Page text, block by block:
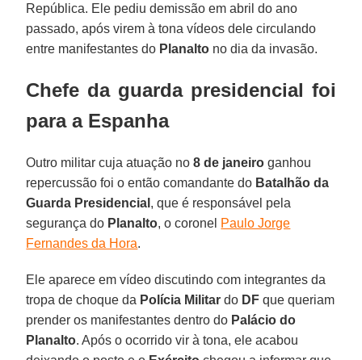
República. Ele pediu demissão em abril do ano
passado, após virem à tona vídeos dele circulando
entre manifestantes do Planalto no dia da invasão.
Chefe da guarda presidencial foi
para a Espanha
Outro militar cuja atuação no8 de janeiro ganhou
repercussão foi o então comandante do Batalhão da
Guarda Presidencial , que é responsável pela
segurança do Planalto, o coronel Paulo Jorge
Fernandes da Hora.
Ele aparece em vídeo discutindo com integrantes da
tropa de choque da Polícia Militar do DF que queriam
prender os manifestantes dentro do Palácio do
Planalto. Após o ocorrido vir à tona, ele acabou